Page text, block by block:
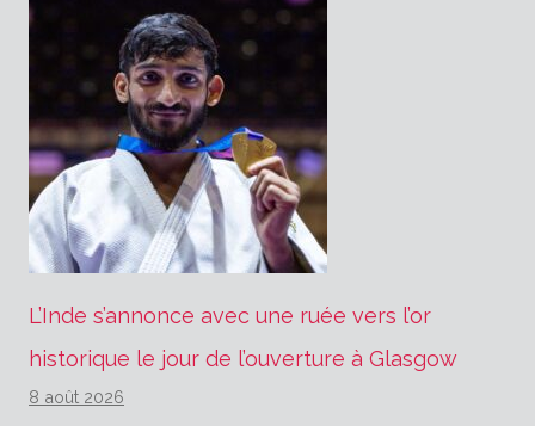
L’Inde s’annonce avec une ruée vers l’or
historique le jour de l’ouverture à Glasgow
8 août 2026